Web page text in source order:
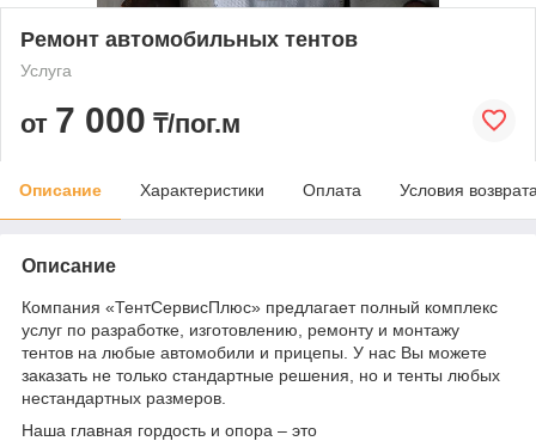
Ремонт автомобильных тентов
Услуга
от 7 000 ₸/пог.м
Описание Характеристики Оплата Условия
Описание
Компания «ТентСервисПлюс» предлагает полный комплекс
услуг по разработке, изготовлению, ремонту и монтажу
тентов на любые автомобили и прицепы. У нас Вы можете
заказать не только стандартные решения, но и тенты любых
нестандартных размеров.
Наша главная гордость и опора – это